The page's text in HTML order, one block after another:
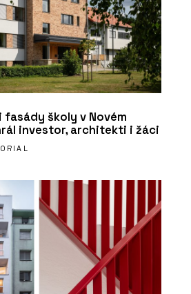
kazetové podhledy
- Rigips
školy v Novém
investor, architekti i žáci